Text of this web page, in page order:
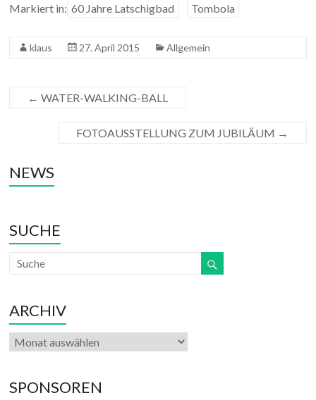
Markiert in: 60 Jahre Latschigbad Tombola
klaus 27. April 2015 Allgemein
← WATER-WALKING-BALL
FOTOAUSSTELLUNG ZUM JUBILÄUM →
NEWS
SUCHE
ARCHIV
SPONSOREN